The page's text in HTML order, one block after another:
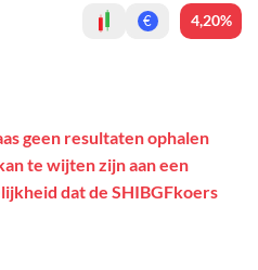
€ 4,20%
geen resultaten ophalen
te wijten zijn aan een
dat de SHIBGFkoers